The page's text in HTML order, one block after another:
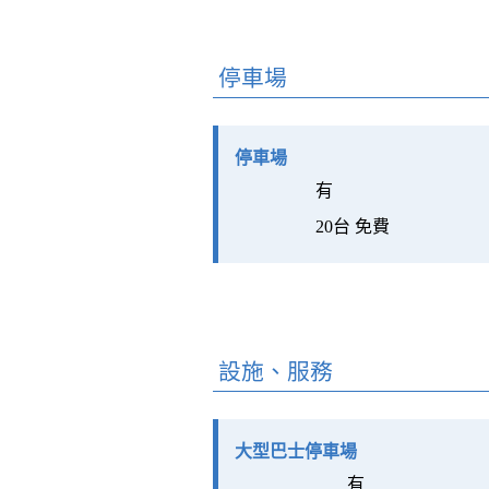
停車場
停車場
有
20台 免費
設施、服務
大型巴士停車場
有